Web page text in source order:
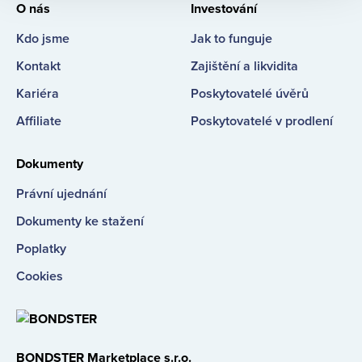
O nás
Kdo jsme
Kontakt
Kariéra
Affiliate
Investování
Jak to funguje
Zajištění a likvidita
Poskytovatelé úvěrů
Poskytovatelé v prodlení
Dokumenty
Právní ujednání
Dokumenty ke stažení
Poplatky
Cookies
BONDSTER Marketplace s.r.o.